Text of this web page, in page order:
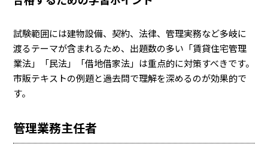
試験範囲には建物設備、契約、法律、管理実務など多岐に
渡るテーマが含まれるため、出題数の多い「賃貸住宅管理
業法」「民法」「借地借家法」は重点的に対策すべきです。
市販テキストの例題と過去問で理解を深めるのが効果的で
す。
管理業務主任者